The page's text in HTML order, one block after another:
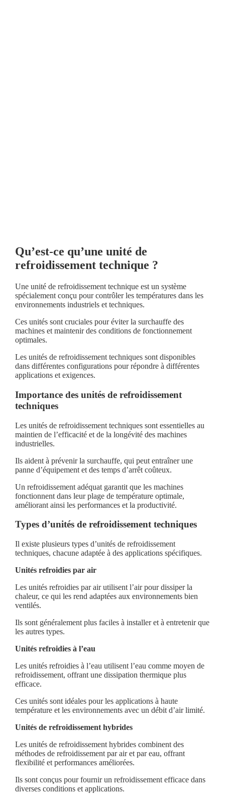
Qu’est-ce qu’une unité de
refroidissement technique ?
Une unité de refroidissement technique est un système
spécialement conçu pour contrôler les températures dans les
environnements industriels et techniques.
Ces unités sont cruciales pour éviter la surchauffe des
machines et maintenir des conditions de fonctionnement
optimales.
Les unités de refroidissement techniques sont disponibles
dans différentes configurations pour répondre à différentes
applications et exigences.
Importance des unités de refroidissement
techniques
Les unités de refroidissement techniques sont essentielles au
maintien de l’efficacité et de la longévité des machines
industrielles.
Ils aident à prévenir la surchauffe, qui peut entraîner une
panne d’équipement et des temps d’arrêt coûteux.
Un refroidissement adéquat garantit que les machines
fonctionnent dans leur plage de température optimale,
améliorant ainsi les performances et la productivité.
Types d’unités de refroidissement techniques
Il existe plusieurs types d’unités de refroidissement
techniques, chacune adaptée à des applications spécifiques.
Unités refroidies par air
Les unités refroidies par air utilisent l’air pour dissiper la
chaleur, ce qui les rend adaptées aux environnements bien
ventilés.
Ils sont généralement plus faciles à installer et à entretenir que
les autres types.
Unités refroidies à l’eau
Les unités refroidies à l’eau utilisent l’eau comme moyen de
refroidissement, offrant une dissipation thermique plus
efficace.
Ces unités sont idéales pour les applications à haute
température et les environnements avec un débit d’air limité.
Unités de refroidissement hybrides
Les unités de refroidissement hybrides combinent des
méthodes de refroidissement par air et par eau, offrant
flexibilité et performances améliorées.
Ils sont conçus pour fournir un refroidissement efficace dans
diverses conditions et applications.